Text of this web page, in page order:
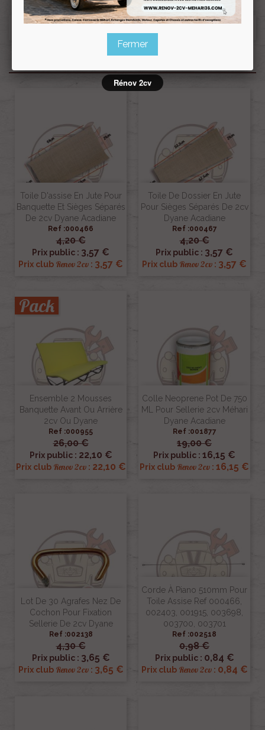
Produits associés
Toile D'assise En Jute Pour
Banquette Et Sièges Séparés
De 2cv Dyane Acadiane
Ref :000466
4,20 €
Prix public : 3,57 €
Prix club Renov 2cv : 3,57 €
Toile De Dossier En Jute
Pour Sièges Séparés De 2cv
Dyane Acadiane
Ref :000467
4,20 €
Prix public : 3,57 €
Prix club Renov 2cv : 3,57 €
Ensemble 2 Mousses
Banquette Avant Ou Arrière
2cv Ou Dyane
Ref :000955
26,00 €
Prix public : 22,10 €
Prix club Renov 2cv: 22,10 €
Pack
Colle Neoprene Pot De 750
ML Pour Sellerie 2cv Méhari
Dyane Acadiane
Ref :001877
19,00 €
Prix public : 16,15 €
Prix club Renov 2cv : 16,15 €
Lot De 30 Agrafes Nez De
Cochon Pour Fixation
Sellerie De 2cv Dyane
Ref :002138
4,30 €
Prix public : 3,65 €
Prix club Renov 2cv: 3,65 €
Corde À Piano 510mm Pour
Toile Assise Ref 000466,
002403, 001915, 003698,
003700, 003701
Ref :002518
0,98 €
Prix public : 0,84 €
Prix club Renov 2cv: 0,84 €
Fermer
Rénov 2cv